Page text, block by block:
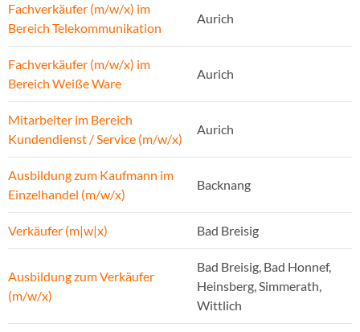
Fachverkäufer (m/w/x) im
Bereich Telekommunikation
Aurich
Fachverkäufer (m/w/x) im
Bereich Weiße Ware
Aurich
Mitarbeiter im Bereich
Kundendienst / Service (m/w/x)
Aurich
Ausbildung zum Kaufmann im
Einzelhandel (m/w/x)
Backnang
Verkäufer (m|w|x) Bad Breisig
Ausbildung zum Verkäufer
(m/w/x)
Bad Breisig, Bad Honnef,
Heinsberg, Simmerath,
Wittlich